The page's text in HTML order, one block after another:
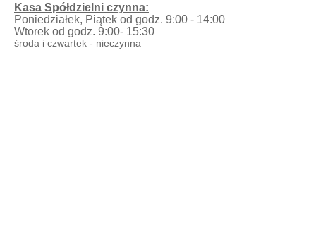
Kasa Spółdzielni czynna:
Poniedziałek, Piątek od godz. 9:00 - 14:00
Wtorek od godz. 9:00- 15:30
środa i czwartek - nieczynna